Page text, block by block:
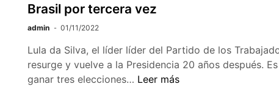
Brasil por tercera vez
admin 01/11/2022
Lula da Silva, el líder líder del Partido de los
resurge y vuelve a la Presidencia 20 años después.
ganar tres elecciones… Luis
Leer más